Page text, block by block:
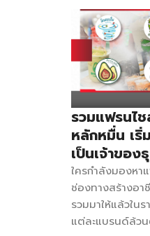
ขั้นตอน “ฉีก เท
ถึงมือลูกค้าได้ทั
ค่า Franchise
095-5526697
Facebook : โ
-ออกแบบสื่อ ป้
ป้ายเอง) -อุปก
ครึ่งปีมีโอกาสคื
ล้อกระแสช่วงที่
กับการอยากให้เ
ใหม่ขึ้น พรีเมียม
ย่างเนย ความห
นิคแท้จากฝีมือเ
ลงทุน งบลงทุน
Franchise
สัญญา 3 ปี ระยะ
อุปกรณ์ที่ได้รับ ม
จำนวนสาขา 2 ส
คุณภาพดีเพื่อให้
ติมเป็นแบบโฮม
การผลิต มีโรงง
รวมแฟรนไ
หลักหมื่น เริ่
เป็นเจ้าของ
ใครกำลังมองหา
ช่องทางสร้างอ
รวมมาให้แล้วใน
แต่ละแบรนด์ล้ว